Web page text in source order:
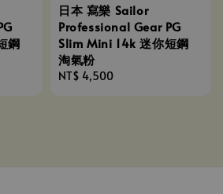
鋼
日本 寫樂 Sailor
Professional Gear PG
Slim Mini 14k 迷你短鋼
淘氣粉
Regular
NT$ 4,500